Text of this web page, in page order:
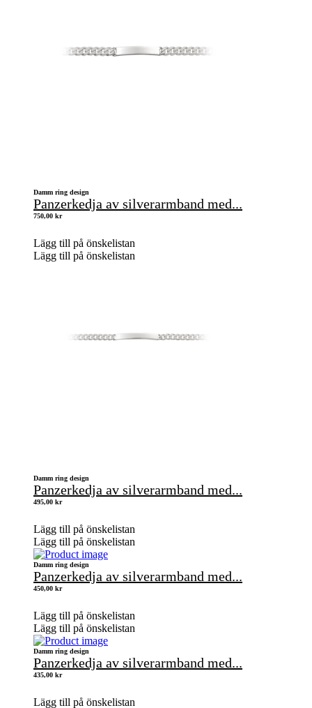
Damm ring design
Panzerkedja av silverarmband med...
750,00 kr
Lägg till på önskelistan
Lägg till på önskelistan
Damm ring design
Panzerkedja av silverarmband med...
495,00 kr
Lägg till på önskelistan
Lägg till på önskelistan
Damm ring design
Panzerkedja av silverarmband med...
450,00 kr
Lägg till på önskelistan
Lägg till på önskelistan
Damm ring design
Panzerkedja av silverarmband med...
435,00 kr
Lägg till på önskelistan